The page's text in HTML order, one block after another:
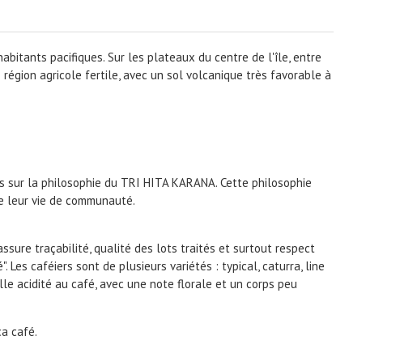
pacifiques. Sur les plateaux du centre de l'île, entre
agricole fertile, avec un sol volcanique très favorable à
la philosophie du TRI HITA KARANA. Cette philosophie
vie de communauté.
traçabilité, qualité des lots traités et surtout respect
Les caféiers sont de plusieurs variétés : typical, caturra, line
acidité au café, avec une note florale et un corps peu
café.